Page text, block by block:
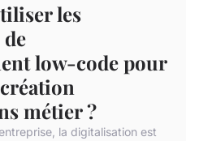
les
low-code pour
métier ?
la digitalisation est